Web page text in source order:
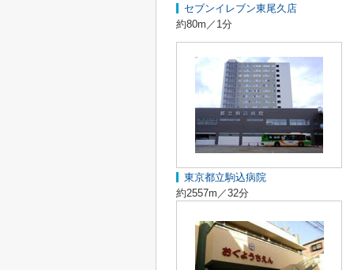
セブンイレブン東尾久店
約80m／1分
東京都立駒込病院
約2557m／32分